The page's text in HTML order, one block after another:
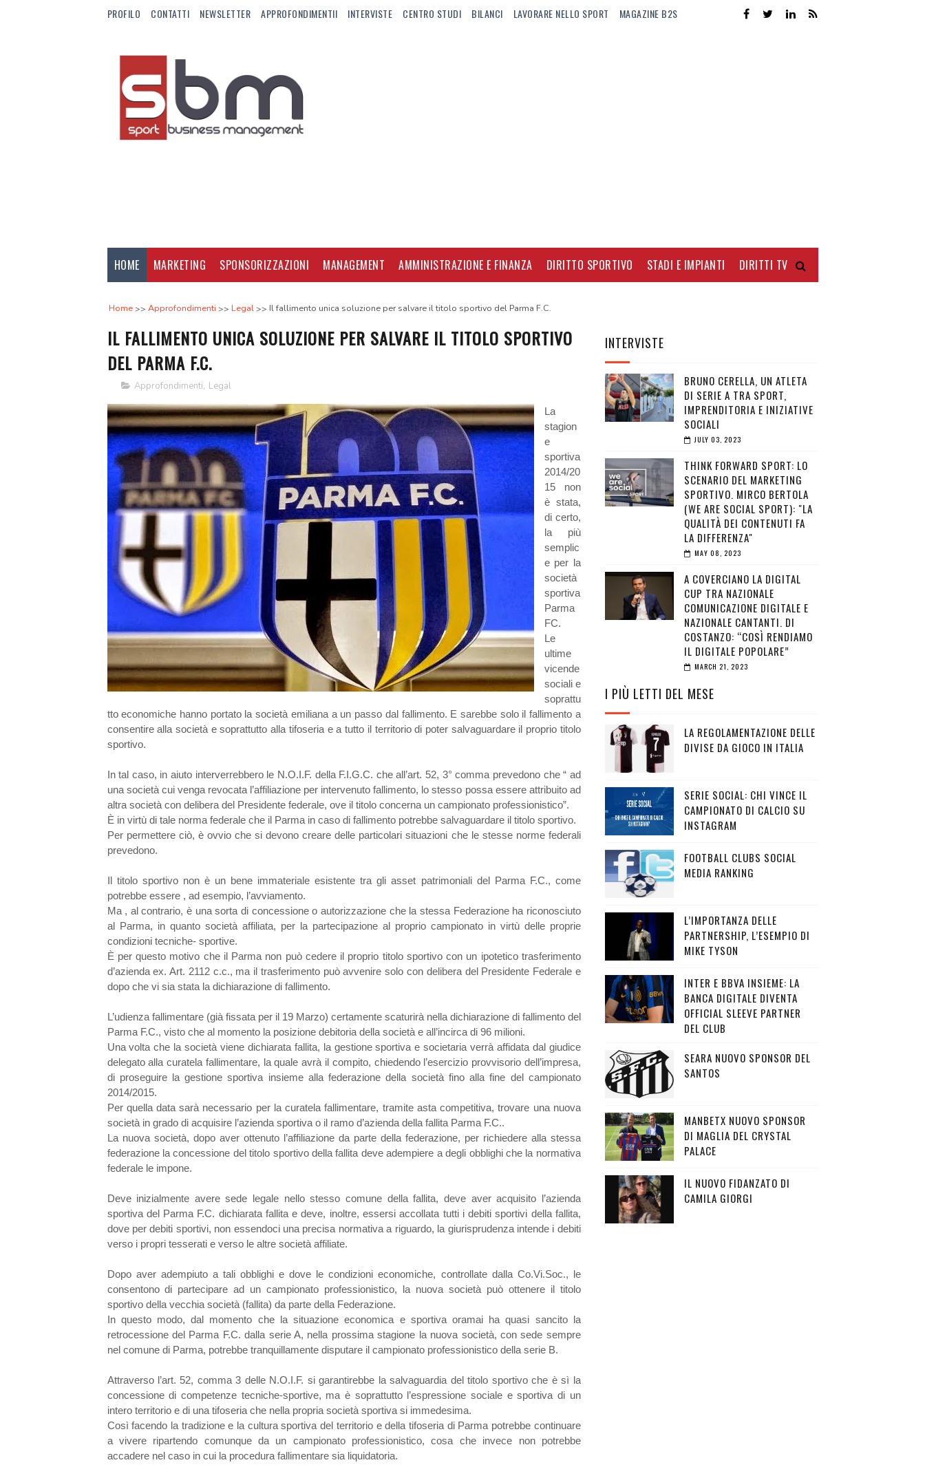
PROFILO CONTATTI NEWSLETTER APPROFONDIMENTII INTERVISTE CENTRO STUDI BILANCI LAVORARE NELLO SPORT MAGAZINE B2S
HOME MARKETING SPONSORIZZAZIONI MANAGEMENT AMMINISTRAZIONE E FINANZA DIRITTO SPORTIVO STADI E IMPIANTI DIRITTI TV
Home Approfondimenti Legal Il fallimento unica soluzione per salvare il titolo sportivo del Parma F.C.
IL FALLIMENTO UNICA SOLUZIONE PER SALVARE IL TITOLO SPORTIVO
DEL PARMA F.C.
Approfondimenti, Legal
La
stagion
e
sportiva
2014/20
15 non
è stata,
di certo,
la più
semplic
e per la
società
sportiva
Parma
FC.
Le
ultime
vicende
sociali e
soprattu
tto economiche hanno portato la società emiliana a un passo dal fallimento. E sarebbe solo il fallimento a
consentire alla società e soprattutto alla tifoseria e a tutto il territorio di poter salvaguardare il proprio titolo
sportivo.
In tal caso, in aiuto interverrebbero le N.O.I.F. della F.I.G.C. che all’art. 52, 3° comma prevedono che “ ad
una società cui venga revocata l’affiliazione per intervenuto fallimento, lo stesso possa essere attribuito ad
altra società con delibera del Presidente federale, ove il titolo concerna un campionato professionistico”.
È in virtù di tale norma federale che il Parma in caso di fallimento potrebbe salvaguardare il titolo sportivo.
Per permettere ciò, è ovvio che si devono creare delle particolari situazioni che le stesse norme federali
prevedono.
Il titolo sportivo non è un bene immateriale esistente tra gli asset patrimoniali del Parma F.C., come
potrebbe essere , ad esempio, l’avviamento.
Ma , al contrario, è una sorta di concessione o autorizzazione che la stessa Federazione ha riconosciuto
al Parma, in quanto società affiliata, per la partecipazione al proprio campionato in virtù delle proprie
condizioni tecniche- sportive.
È per questo motivo che il Parma non può cedere il proprio titolo sportivo con un ipotetico trasferimento
d’azienda ex. Art. 2112 c.c., ma il trasferimento può avvenire solo con delibera del Presidente Federale e
dopo che vi sia stata la dichiarazione di fallimento.
L’udienza fallimentare (già fissata per il 19 Marzo) certamente scaturirà nella dichiarazione di fallimento del
Parma F.C., visto che al momento la posizione debitoria della società e all’incirca di 96 milioni.
Una volta che la società viene dichiarata fallita, la gestione sportiva e societaria verrà affidata dal giudice
delegato alla curatela fallimentare, la quale avrà il compito, chiedendo l’esercizio provvisorio dell’impresa,
di proseguire la gestione sportiva insieme alla federazione della società fino alla fine del campionato
2014/2015.
Per quella data sarà necessario per la curatela fallimentare, tramite asta competitiva, trovare una nuova
società in grado di acquisire l’azienda sportiva o il ramo d’azienda della fallita Parma F.C..
La nuova società, dopo aver ottenuto l’affiliazione da parte della federazione, per richiedere alla stessa
federazione la concessione del titolo sportivo della fallita deve adempiere a degli obblighi che la normativa
federale le impone.
Deve inizialmente avere sede legale nello stesso comune della fallita, deve aver acquisito l’azienda
sportiva del Parma F.C. dichiarata fallita e deve, inoltre, essersi accollata tutti i debiti sportivi della fallita,
dove per debiti sportivi, non essendoci una precisa normativa a riguardo, la giurisprudenza intende i debiti
verso i propri tesserati e verso le altre società affiliate.
Dopo aver adempiuto a tali obblighi e dove le condizioni economiche, controllate dalla Co.Vi.Soc., le
consentono di partecipare ad un campionato professionistico, la nuova società può ottenere il titolo
sportivo della vecchia società (fallita) da parte della Federazione.
In questo modo, dal momento che la situazione economica e sportiva oramai ha quasi sancito la
retrocessione del Parma F.C. dalla serie A, nella prossima stagione la nuova società, con sede sempre
nel comune di Parma, potrebbe tranquillamente disputare il campionato professionistico della serie B.
Attraverso l’art. 52, comma 3 delle N.O.I.F. si garantirebbe la salvaguardia del titolo sportivo che è sì la
concessione di competenze tecniche-sportive, ma è soprattutto l’espressione sociale e sportiva di un
intero territorio e di una tifoseria che nella propria società sportiva si immedesima.
Così facendo la tradizione e la cultura sportiva del territorio e della tifoseria di Parma potrebbe continuare
a vivere ripartendo comunque da un campionato professionistico, cosa che invece non potrebbe
accadere nel caso in cui la procedura fallimentare sia liquidatoria.
INTERVISTE
BRUNO CERELLA, UN ATLETA
DI SERIE A TRA SPORT,
IMPRENDITORIA E INIZIATIVE
SOCIALI
JULY 03, 2023
THINK FORWARD SPORT: LO
SCENARIO DEL MARKETING
SPORTIVO. MIRCO BERTOLA
(WE ARE SOCIAL SPORT): "LA
QUALITÀ DEI CONTENUTI FA
LA DIFFERENZA"
MAY 08, 2023
A COVERCIANO LA DIGITAL
CUP TRA NAZIONALE
COMUNICAZIONE DIGITALE E
NAZIONALE CANTANTI. DI
COSTANZO: “COSÌ RENDIAMO
IL DIGITALE POPOLARE”
MARCH 21, 2023
I PIÙ LETTI DEL MESE
LA REGOLAMENTAZIONE DELLE
DIVISE DA GIOCO IN ITALIA
SERIE SOCIAL: CHI VINCE IL
CAMPIONATO DI CALCIO SU
INSTAGRAM
FOOTBALL CLUBS SOCIAL
MEDIA RANKING
L’IMPORTANZA DELLE
PARTNERSHIP, L’ESEMPIO DI
MIKE TYSON
INTER E BBVA INSIEME: LA
BANCA DIGITALE DIVENTA
OFFICIAL SLEEVE PARTNER
DEL CLUB
SEARA NUOVO SPONSOR DEL
SANTOS
MANBETX NUOVO SPONSOR
DI MAGLIA DEL CRYSTAL
PALACE
IL NUOVO FIDANZATO DI
CAMILA GIORGI